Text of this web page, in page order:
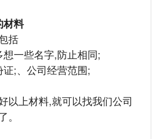
材料
括
一些名字,防止相同;
;、公司经营范围;
以上材料,就可以找我们公司